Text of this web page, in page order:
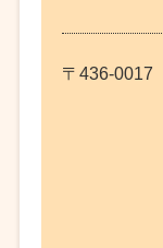
〒436-0017